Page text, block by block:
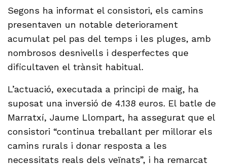
Segons ha informat el consistori, els camins
presentaven un notable deteriorament
acumulat pel pas del temps i les pluges, amb
nombrosos desnivells i desperfectes que
dificultaven el trànsit habitual.
L’actuació, executada a principi de maig, ha
suposat una inversió de 4.138 euros. El batle de
Marratxí, Jaume Llompart, ha assegurat que el
consistori “continua treballant per millorar els
camins rurals i donar resposta a les
necessitats reals dels veïnats”, i ha remarcat